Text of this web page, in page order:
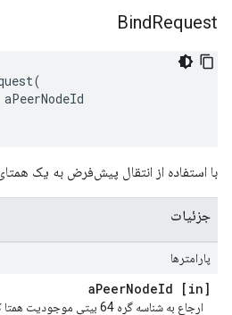
BindRequest
(
aPeerNodeId
با استفاده از انتقال پیش‌فرض به یک
جزئیات
پارامترها
[in] a
PeerNodeId
ارجاع به شناسه گره 64 بیتی موجودیت همتا که هدف الزام آور است.